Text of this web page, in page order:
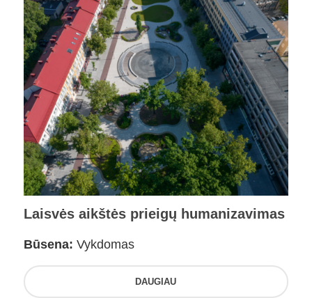
Laisvės aikštės prieigų humanizavimas
Būsena: Vykdomas
DAUGIAU